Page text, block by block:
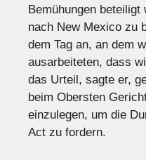
Bemühungen beteiligt
nach New Mexico zu
dem Tag an, an dem
ausarbeiteten, dass
das Urteil, sagte er,
beim Obersten
einzulegen, um die
Act zu fordern.